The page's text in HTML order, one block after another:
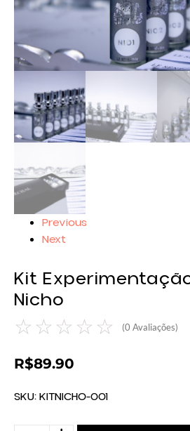
Previous
Next
Kit
Nicho
☆ ☆ ☆ ☆ ☆ (0 Avaliações)
R$89.90
SKU:KITNICHO-001